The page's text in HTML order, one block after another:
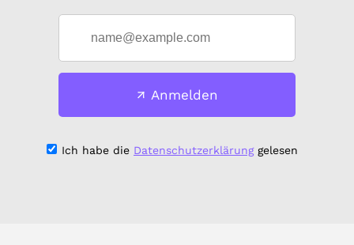
Anmelden
Ich habe die Datenschutzerklärunggelesen